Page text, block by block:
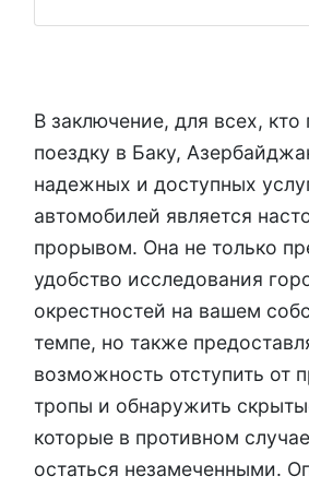
В заключение, для всех, кто
поездку в Баку,
надежных и доступных
автомобилей является
прорывом. Она не только
удобство исследования
окрестностей на вашем
темпе, но также
возможность отступить от
тропы и обнаружить
которые в противном
остаться незамеченными.